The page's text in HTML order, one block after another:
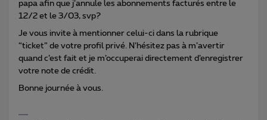
papa afin que j’annule les abonnements facturés entre le
12/2 et le 3/03, svp?
Je vous invite à mentionner celui-ci dans la rubrique
“ticket” de votre profil privé. N’hésitez pas à m’avertir
quand c’est fait et je m’occuperai directement d’enregistrer
votre note de crédit.
Bonne journée à vous.